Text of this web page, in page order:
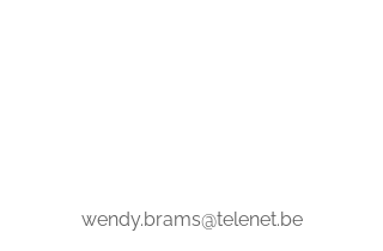
wendy.brams@telenet.be